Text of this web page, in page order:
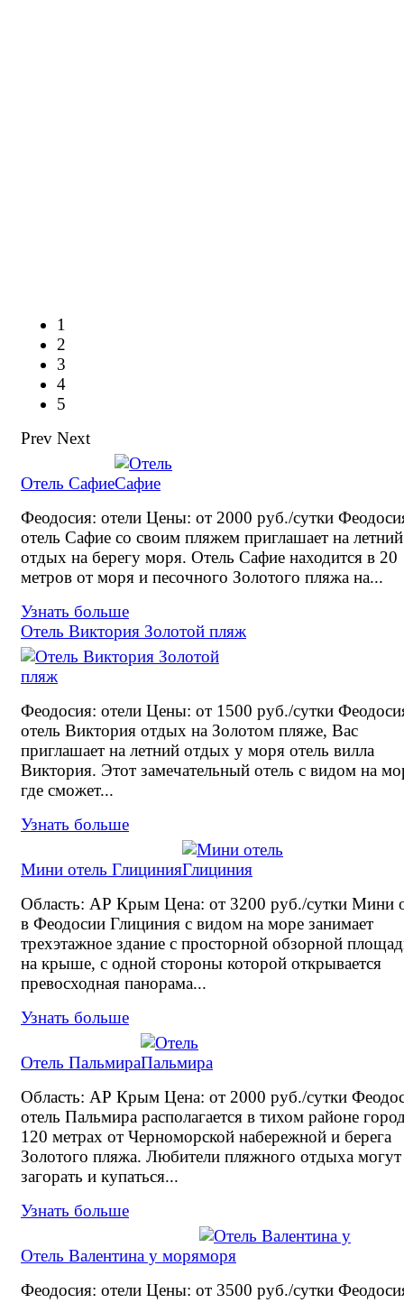
1
2
3
4
5
Prev Next
Отель Сафие
Феодосия: отели Цены: от 2000 руб./сутки
отель Сафие со своим пляжем приглашает на летний
отдых на берегу моря. Отель Сафие находится в 20
метров от моря и песочного Золотого пляжа на...
Узнать больше
Отель Виктория Золотой пляж
Феодосия: отели Цены: от 1500 руб./сутки
отель Виктория отдых на Золотом пляже, Вас
приглашает на летний отдых у моря отель вилла
Виктория. Этот замечательный отель с видом на
где сможет...
Узнать больше
Мини отель Глициния
Область: АР Крым Цена: от 3200 руб./сутки Мини
в Феодосии Глициния с видом на море занимает
трехэтажное здание с просторной обзорной
на крыше, с одной стороны которой открывается
превосходная панорама...
Узнать больше
Отель Пальмира
Область: АР Крым Цена: от 2000 руб./сутки
отель Пальмира располагается в тихом районе
120 метрах от Черноморской набережной и берега
Золотого пляжа. Любители пляжного отдыха могут
загорать и купаться...
Узнать больше
Отель Валентина у моря
Феодосия: отели Цены: от 3500 руб./сутки